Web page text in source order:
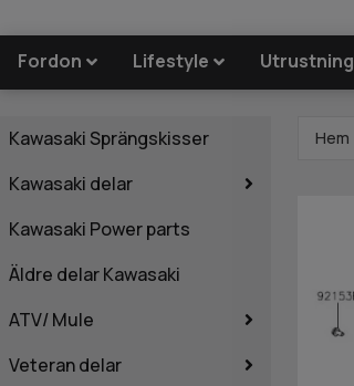
Fordon Lifestyle Utrustning
Kawasaki Sprängskisser
Kawasaki delar
Kawasaki Power parts
Äldre delar Kawasaki
ATV/ Mule
Veteran delar
Hem